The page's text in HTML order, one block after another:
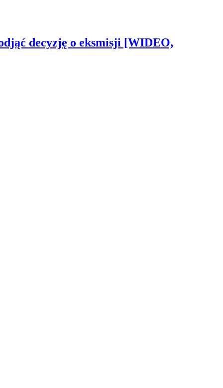
decyzję o eksmisji [WIDEO,